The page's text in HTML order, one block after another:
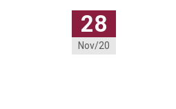
28
Nov/20